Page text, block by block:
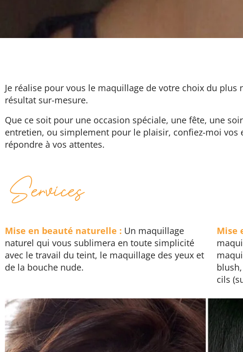
Je réalise pour vous le maquillage de votre choix du
résultat sur-mesure.
Que ce soit pour une occasion spéciale, une fête, une
entretien, ou simplement pour le plaisir, confiez-moi
répondre à vos attentes.
Services
Mise en beauté naturelle : Un maquillage
naturel qui vous sublimera en toute simplicité
avec le travail du teint, le maquillage des yeux et
de la bouche nude.
Mise
cils